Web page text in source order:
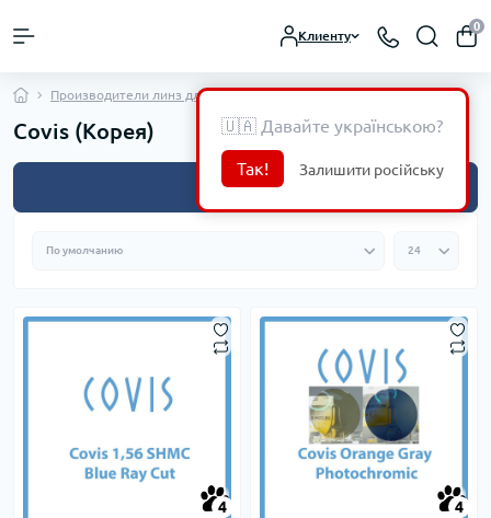
Клиенту
0
Производители линз для очков Covis (Корея)
Covis (Корея)
Фильтр
4
4 4
4
🇺🇦 Давайте українською?
Так! Залишити російську